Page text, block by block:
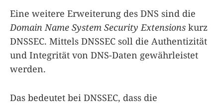
Eine weitere Erweiterung des DNS sind die
Domain Name System Security Extensions kurz
DNSSEC. Mittels DNSSEC soll die Authentizität
und Integrität von DNS-Daten gewährleistet
werden.
Das bedeutet bei DNSSEC, dass die